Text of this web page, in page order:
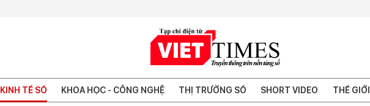
KINH TẾ SỐ KHOA HỌC - CÔNG NGHỆ THỊ TRƯỜNG SỐ SHORT VIDEO THẾ GIỚI